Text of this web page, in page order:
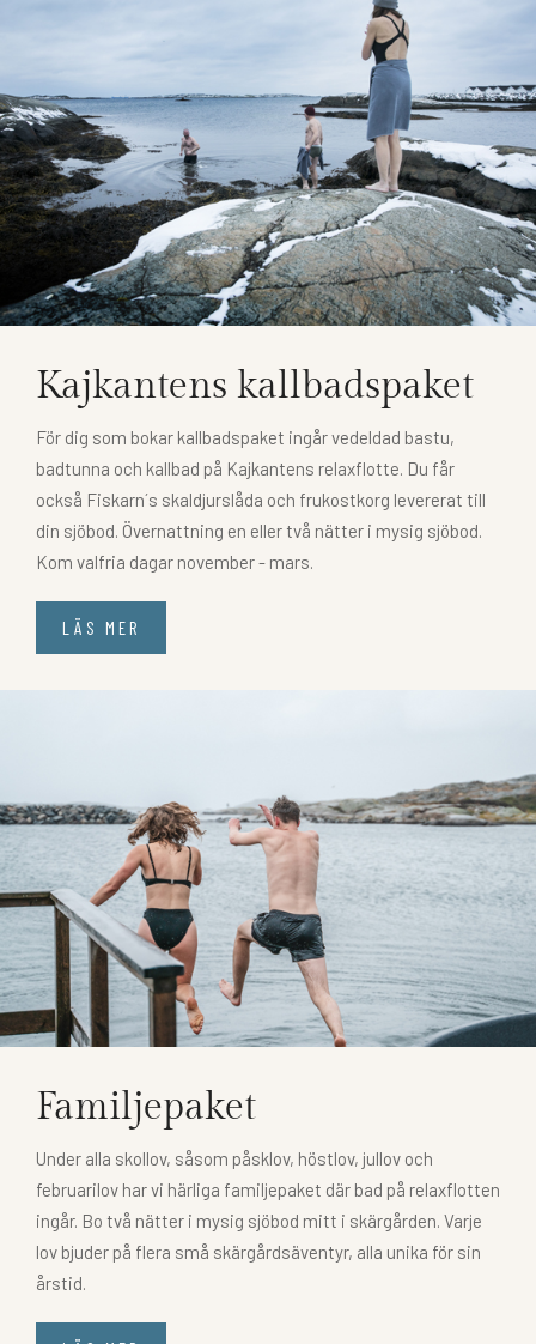
Kajkantens kallbadspaket
För dig som bokar kallbadspaket ingår vedeldad bastu,
badtunna och kallbad på Kajkantens relaxflotte. Du får
också Fiskarn´s skaldjurslåda och frukostkorg levererat till
din sjöbod. Övernattning en eller två nätter i mysig sjöbod.
Kom valfria dagar november - mars.
LÄS MER
Familjepaket
Under alla skollov, såsom påsklov, höstlov, jullov och
februarilov har vi härliga familjepaket där bad på relaxflotten
ingår. Bo två nätter i mysig sjöbod mitt i skärgården. Varje
lov bjuder på flera små skärgårdsäventyr, alla unika för sin
årstid.